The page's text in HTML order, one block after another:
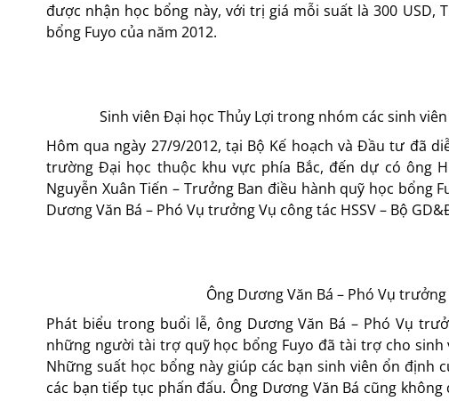
được nhận học bổng này, với trị giá mỗi suất là 300
bổng Fuyo của năm 2012.
Sinh viên Đại học Thủy Lợi trong nhóm các sinh
Hôm qua ngày 27/9/2012, tại Bộ Kế hoạch và Đầu tư đã
trường Đại học thuộc khu vực phía Bắc, đến dự có ông
Nguyễn Xuân Tiến – Trưởng Ban điều hành quỹ học bổng
Dương Văn Bá – Phó Vụ trưởng Vụ công tác HSSV – Bộ
Ông Dương Văn Bá – Phó Vụ
Phát biểu trong buổi lễ, ông Dương Văn Bá – Phó Vụ
những người tài trợ quỹ học bổng Fuyo đã tài trợ cho
Những suất học bổng này giúp các bạn sinh viên ổn
các bạn tiếp tục phấn đấu. Ông Dương Văn Bá cũng